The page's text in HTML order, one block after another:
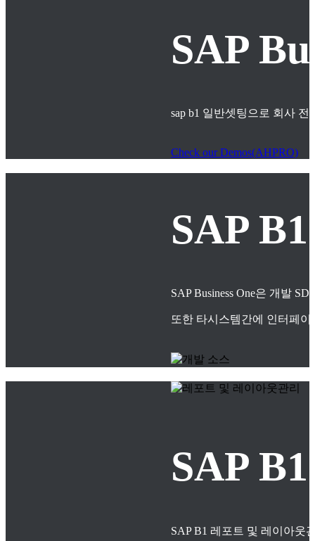
SAP
sap b1 일반셋팅으로 회사
Check our Demos(AHPRO)
SAP
SAP Business One은 개발
또한 타시스템간에 인터페
SAP
SAP B1 레포트 및 레이아웃